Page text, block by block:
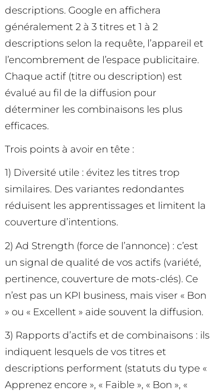
descriptions. Google en affichera
généralement 2 à 3 titres et 1 à 2
descriptions selon la requête, l’appareil et
l’encombrement de l’espace publicitaire.
Chaque actif (titre ou description) est
évalué au fil de la diffusion pour
déterminer les combinaisons les plus
efficaces.
Trois points à avoir en tête :
1) Diversité utile : évitez les titres trop
similaires. Des variantes redondantes
réduisent les apprentissages et limitent la
couverture d’intentions.
2) Ad Strength (force de l’annonce) : c’est
un signal de qualité de vos actifs (variété,
pertinence, couverture de mots-clés). Ce
n’est pas un KPI business, mais viser « Bon
» ou « Excellent » aide souvent la diffusion.
3) Rapports d’actifs et de combinaisons : ils
indiquent lesquels de vos titres et
descriptions performent (statuts du type «
Apprenez encore », « Faible », « Bon », «